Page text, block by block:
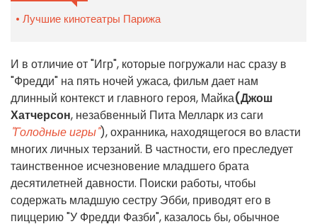
Лучшие кинотеатры Парижа
И в отличие от "Игр", которые погружали нас сразу в
"Фредди" на пять ночей ужаса, фильм дает нам
длинный контекст и главного героя, Майка(Джош
Хатчерсон, незабвенный Пита Мелларк из саги
"Голодные игры"), охранника, находящегося во власти
многих личных терзаний. В частности, его преследует
таинственное исчезновение младшего брата
десятилетней давности. Поиски работы, чтобы
содержать младшую сестру Эбби, приводят его в
пиццерию "У Фредди Фазби", казалось бы, обычное